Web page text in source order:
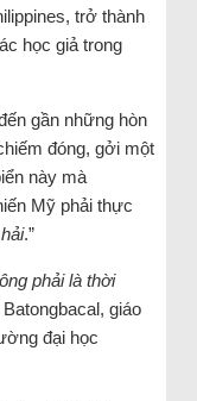
trở thành
học giả trong
gần những hòn
đóng, gởi một
này mà
Mỹ phải thực
.”
phải là thời
Batongbacal, giáo
đại học